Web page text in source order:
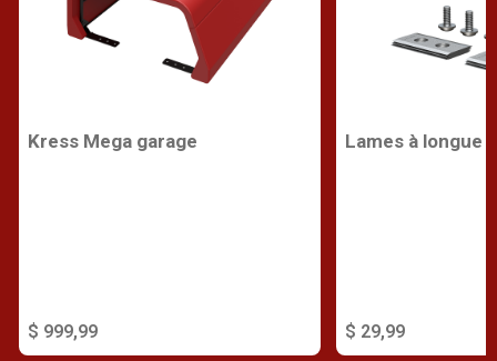
Kress Mega garage
$ 999,99
Lames à longue
$ 29,99